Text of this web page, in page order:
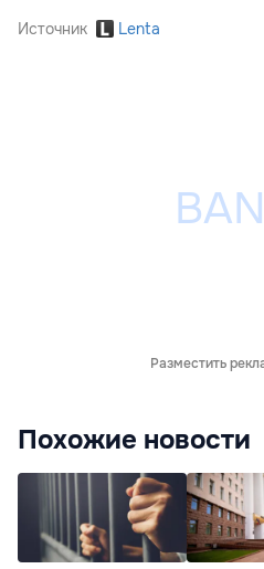
Источник Lenta
Разместить
Похожие новости